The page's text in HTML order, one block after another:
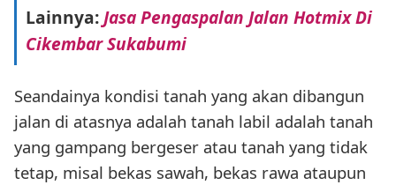
Lainnya:Jasa Pengaspalan Jalan Hotmix Di
Cikembar Sukabumi
Seandainya kondisi tanah yang akan dibangun
jalan di atasnya adalah tanah labil adalah tanah
yang gampang bergeser atau tanah yang tidak
tetap, misal bekas sawah, bekas rawa ataupun